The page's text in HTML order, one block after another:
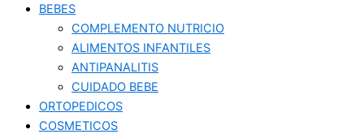
BEBES
COMPLEMENTO NUTRICIO
ALIMENTOS INFANTILES
ANTIPANALITIS
CUIDADO BEBE
ORTOPEDICOS
COSMETICOS